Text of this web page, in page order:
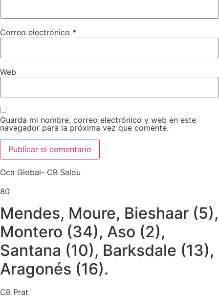
Correo electrónico *
Web
Guarda mi nombre, correo electrónico y web en este
navegador para la próxima vez que comente.
Oca Global- CB Salou
80
Mendes, Moure, Bieshaar (5),
Montero (34), Aso (2),
Santana (10), Barksdale (13),
Aragonés (16).
CB Prat